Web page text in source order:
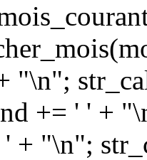
"\n";
+= ' ' +
' + "\n";